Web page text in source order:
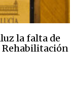
la falta de
Rehabilitación